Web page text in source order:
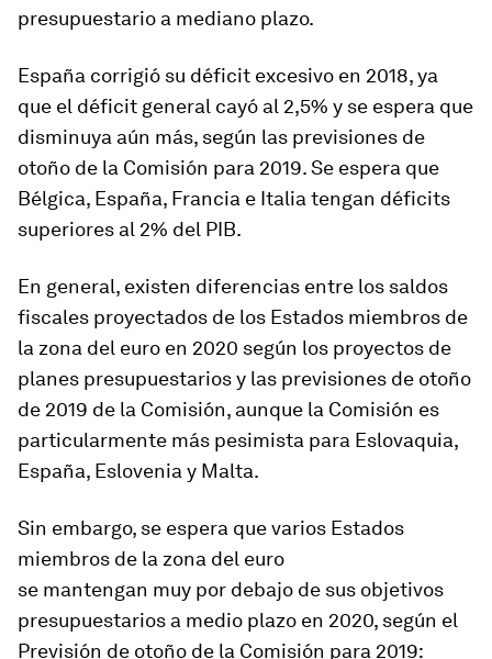
presupuestario a mediano plazo.
España corrigió su déficit excesivo en 2018, ya
que el déficit general cayó al 2,5% y se espera que
disminuya aún más, según las previsiones de
otoño de la Comisión para 2019. Se espera que
Bélgica, España, Francia e Italia tengan déficits
superiores al 2% del PIB.
En general, existen diferencias entre los saldos
fiscales proyectados de los Estados miembros de
la zona del euro en 2020 según los proyectos de
planes presupuestarios y las previsiones de otoño
de 2019 de la Comisión, aunque la Comisión es
particularmente más pesimista para Eslovaquia,
España, Eslovenia y Malta.
Sin embargo, se espera que varios Estados
miembros de la zona del euro
se mantengan muy por debajo de sus objetivos
presupuestarios a medio plazo en 2020, según el
Previsión de otoño de la Comisión para 2019: